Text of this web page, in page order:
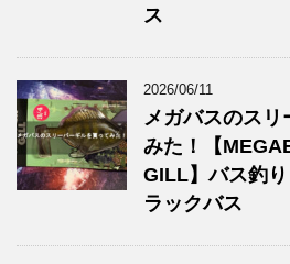
ス
2026/06/11
メガバスのス
みた！【
GILL】バス釣
ラックバス